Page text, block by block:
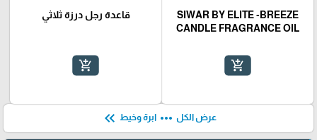
SIWAR BY ELITE -BREEZE
CANDLE FRAGRANCE OIL
add_shopping_cart
قاعدة رجل درزة ثلاثي
add_shopping_cart
عرض الكل more_horiz ابرة وخيط keyboard_double_arrow_left